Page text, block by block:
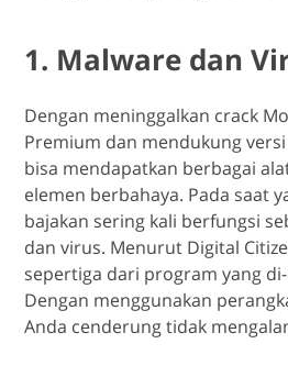
1. Malware dan
Dengan meninggalkan crack
Premium dan mendukung
bisa mendapatkan berbagai
elemen berbahaya. Pada saat
bajakan sering kali berfungsi
dan virus. Menurut Digital
sepertiga dari program yang
Dengan menggunakan
Anda cenderung tidak